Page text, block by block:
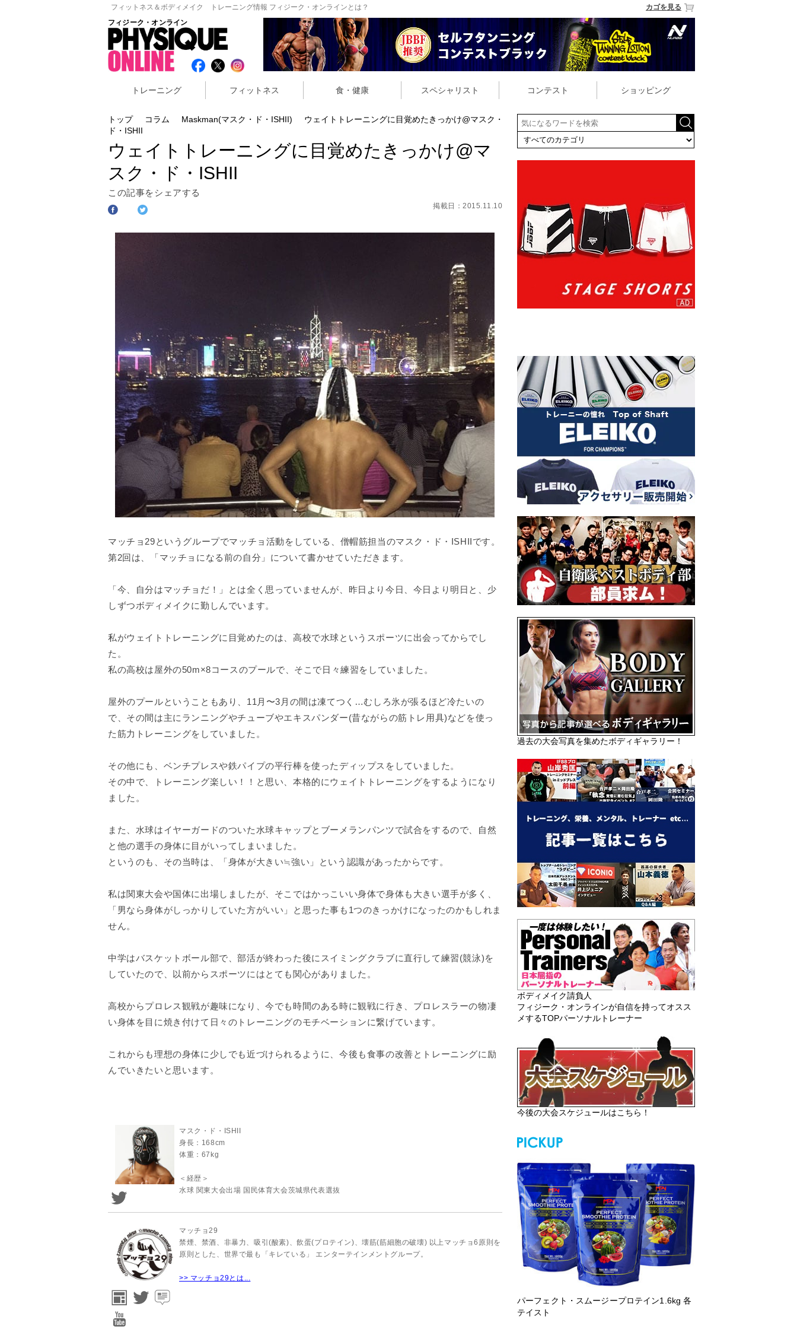
フィットネス＆ボディメイク トレーニング情報 フィジーク・オンラインとは？
カゴを見る
フィジーク・オンライン
トレーニング フィットネス 食・健康 スペシャリスト コンテスト ショッピング
過去の大会写真を集めたボディギャラリー！
ボディメイク請負人
フィジーク・オンラインが自信を持ってオスス
メするTOPパーソナルトレーナー
今後の大会スケジュールはこちら！
パーフェクト・スムージープロテイン1.6kg 各
テイスト
トップ コラム Maskman(マスク・ド・ISHII)
ウェイトトレーニングに目覚めたきっかけ@マスク・
ド・ISHII
ウェイトトレーニングに目覚めたきっかけ@マ
スク・ド・ISHII
この記事をシェアする
掲載日：2015.11.10
マッチョ29というグループでマッチョ活動をしている、僧帽筋担当のマスク・ド・ISHIIです。
第2回は、「マッチョになる前の自分」について書かせていただきます。
「今、自分はマッチョだ！」とは全く思っていませんが、昨日より今日、今日より明日と、少
しずつボディメイクに勤しんでいます。
私がウェイトトレーニングに目覚めたのは、高校で水球というスポーツに出会ってからでし
た。
私の高校は屋外の50m×8コースのプールで、そこで日々練習をしていました。
屋外のプールということもあり、11月〜3月の間は凍てつく…むしろ氷が張るほど冷たいの
で、その間は主にランニングやチューブやエキスパンダー(昔ながらの筋トレ用具)などを使っ
た筋力トレーニングをしていました。
その他にも、ベンチプレスや鉄パイプの平行棒を使ったディップスをしていました。
その中で、トレーニング楽しい！！と思い、本格的にウェイトトレーニングをするようになり
ました。
また、水球はイヤーガードのついた水球キャップとブーメランパンツで試合をするので、自然
と他の選手の身体に目がいってしまいました。
というのも、その当時は、「身体が大きい≒強い」という認識があったからです。
私は関東大会や国体に出場しましたが、そこではかっこいい身体で身体も大きい選手が多く、
「男なら身体がしっかりしていた方がいい」と思った事も1つのきっかけになったのかもしれま
せん。
中学はバスケットボール部で、部活が終わった後にスイミングクラブに直行して練習(競泳)を
していたので、以前からスポーツにはとても関心がありました。
高校からプロレス観戦が趣味になり、今でも時間のある時に観戦に行き、プロレスラーの物凄
い身体を目に焼き付けて日々のトレーニングのモチベーションに繋げています。
これからも理想の身体に少しでも近づけられるように、今後も食事の改善とトレーニングに励
んでいきたいと思います。
マスク・ド・ISHII
身長：168cm
体重：67kg
＜経歴＞
水球 関東大会出場 国民体育大会茨城県代表選抜
マッチョ29
禁煙、禁酒、非暴力、吸引(酸素)、飲蛋(プロテイン)、壊筋(筋細胞の破壊) 以上マッチョ6原則を
原則とした、世界で最も「キレている」 エンターテインメントグループ。
>> マッチョ29とは...